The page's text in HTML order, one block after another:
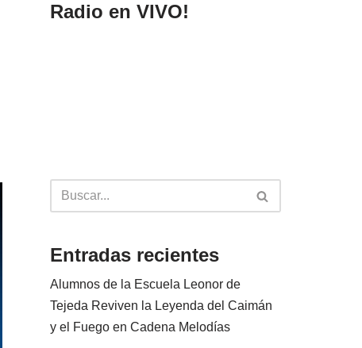
Radio en VIVO!
Entradas recientes
Alumnos de la Escuela Leonor de
Tejeda Reviven la Leyenda del Caimán
y el Fuego en Cadena Melodías